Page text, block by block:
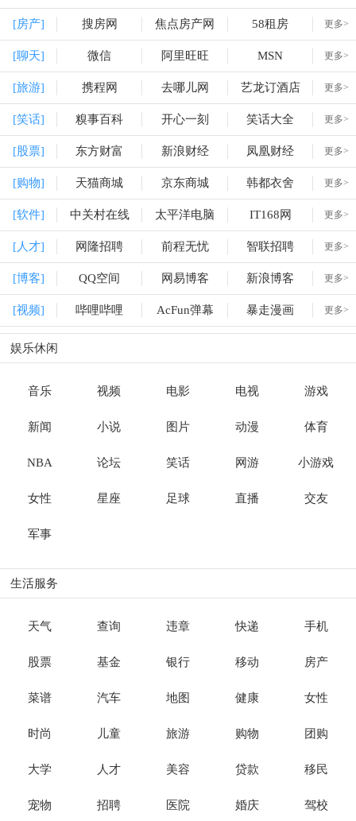
[房产] 搜房网 焦点房产网 58租房 更多>
[聊天] 微信 阿里旺旺 MSN 更多>
[旅游] 携程网 去哪儿网 艺龙订酒店 更多>
[笑话] 糗事百科 开心一刻 笑话大全 更多>
[股票] 东方财富 新浪财经 凤凰财经 更多>
[购物] 天猫商城 京东商城 韩都衣舍 更多>
[软件] 中关村在线 太平洋电脑 IT168网 更多>
[人才] 网隆招聘 前程无忧 智联招聘 更多>
[博客] QQ空间 网易博客 新浪博客 更多>
[视频] 哔哩哔哩 AcFun弹幕 暴走漫画 更多>
娱乐休闲
音乐 视频 电影 电视 游戏
新闻 小说 图片 动漫 体育
NBA 论坛 笑话 网游 小游戏
女性 星座 足球 直播 交友
军事
生活服务
天气 查询 违章 快递 手机
股票 基金 银行 移动 房产
菜谱 汽车 地图 健康 女性
时尚 儿童 旅游 购物 团购
大学 人才 美容 贷款 移民
宠物 招聘 医院 婚庆 驾校